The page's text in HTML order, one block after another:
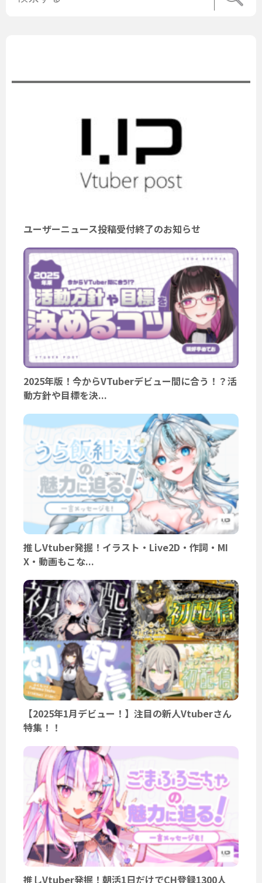
ユーザーニュース投稿受付終了のお知らせ
2025年版！今からVTuberデビュー間に合う！？活
動方針や目標を決...
推しVtuber発掘！イラスト・Live2D・作詞・MI
X・動画もこな...
【2025年1月デビュー！】注目の新人Vtuberさん
特集！！
推しVtuber発掘！朝活1日だけでCH登録1300人